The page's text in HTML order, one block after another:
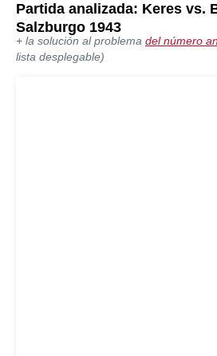
Partida analizada: Keres vs.
Salzburgo 1943
+ la solución al problema del número
lista desplegable)